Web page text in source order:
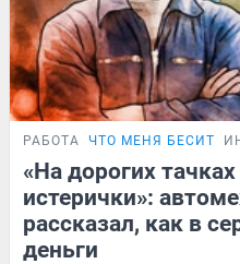
РАБОТА ЧТО МЕНЯ БЕСИТ
«На дорогих
истерички»:
рассказал, как в
деньги